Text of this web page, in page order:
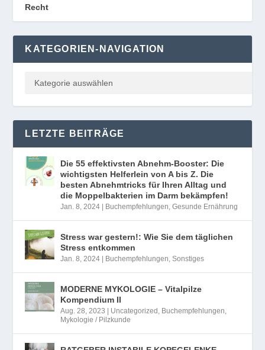
Recht
KATEGORIEN-NAVIGATION
LETZTE BEITRÄGE
Die 55 effektivsten Abnehm-Booster: Die
wichtigsten Helferlein von A bis Z. Die
besten Abnehmtricks für Ihren Alltag und
die Moppelbakterien im Darm bekämpfen!
Jan. 8, 2024 | Buchempfehlungen ,Gesunde Ernährung
Stress war gestern!: Wie Sie dem täglichen
Stress entkommen
Jan. 8, 2024 | Buchempfehlungen ,Sonstiges
MODERNE MYKOLOGIE – Vitalpilze
Kompendium II
Aug. 28, 2023 | Uncategorized Buchempfehlungen
Mykologie / Pilzkunde